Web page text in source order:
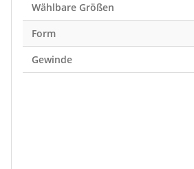
Wählbare Größen
Form
Gewinde